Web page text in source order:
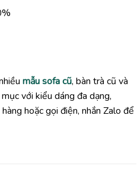
mẫu sofa cũ, bàn trà cũ và
với kiểu dáng đa dạng,
hoặc gọi điện, nhắn Zalo để